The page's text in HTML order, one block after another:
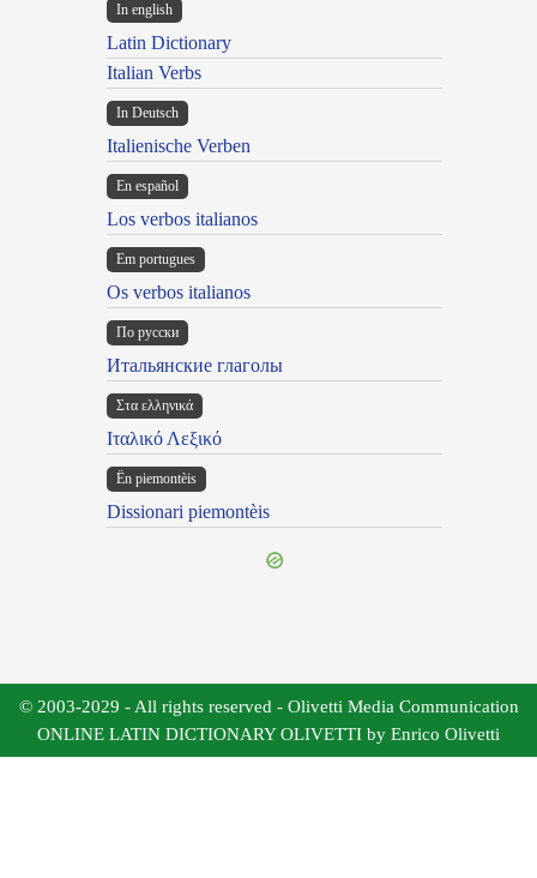
In english
Latin Dictionary
Italian Verbs
In Deutsch
Italienische Verben
En español
Los verbos italianos
Em portugues
Os verbos italianos
По русски
Итальянские глаголы
Στα ελληνικά
Ιταλικό Λεξικό
Ën piemontèis
Dissionari piemontèis
© 2003-2029 - All rights reserved - Olivetti Media Communication
ONLINE LATIN DICTIONARY OLIVETTI by Enrico Olivetti